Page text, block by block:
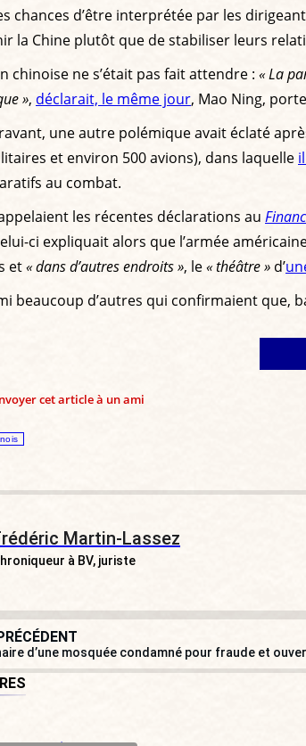
chances d’être interprétée par les
la Chine plutôt que de stabiliser leurs
chinoise ne s’était pas fait attendre : « La
», déclarait, le même jour, Mao Ning,
une autre polémique avait éclaté
et environ 500 avions), dans laquelle
au combat.
les récentes déclarations au
ci expliquait alors que l’armée
et« dans d’autres endroits », le« théâtre » d’
beaucoup d’autres qui confirmaient que,
cet article à un ami
Martin-Lassez
à BV, juriste